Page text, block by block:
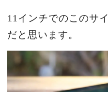
11インチでのこのサ
だと思います。